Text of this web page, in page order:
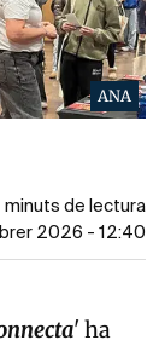
ANA
minuts de lectura
2026 - 12:40
' ha